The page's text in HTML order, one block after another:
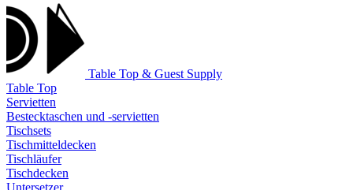
Table Top & Guest Supply
Table Top
Servietten
Bestecktaschen und -servietten
Tischsets
Tischmitteldecken
Tischläufer
Tischdecken